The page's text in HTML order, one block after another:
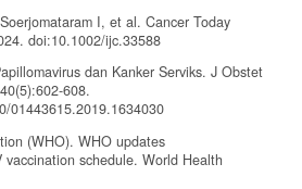
I, et al. Cancer Today
doi:10.1002/ijc.33588
dan Kanker Serviks. J Obstet
608.
01443615.2019.1634030
(WHO). WHO updates
vaccination schedule. World Health